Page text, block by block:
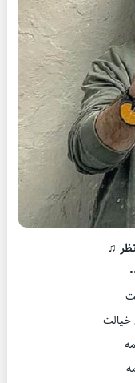
♫
خیالت